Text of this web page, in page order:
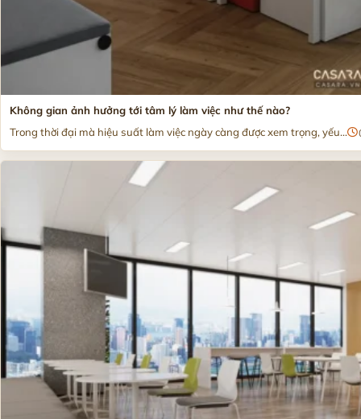
Không gian ảnh hưởng tới tâm lý làm việc như thế nào?
Trong thời đại mà hiệu suất làm việc ngày càng được xem trọng, yếu...